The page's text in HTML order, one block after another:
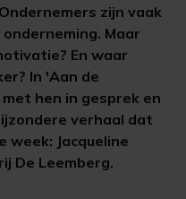
zijn vaak
Maar
En waar
In 'Aan de
hen in gesprek en
verhaal dat
week: Jacqueline
De Leemberg.